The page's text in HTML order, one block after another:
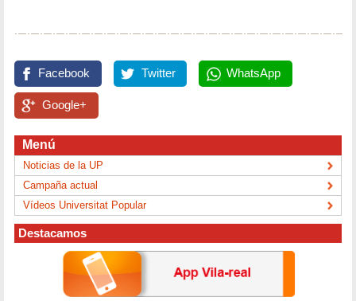
Facebook Twitter WhatsApp
Google+
Menú
Noticias de la UP
Campaña actual
Vídeos Universitat Popular
Destacamos